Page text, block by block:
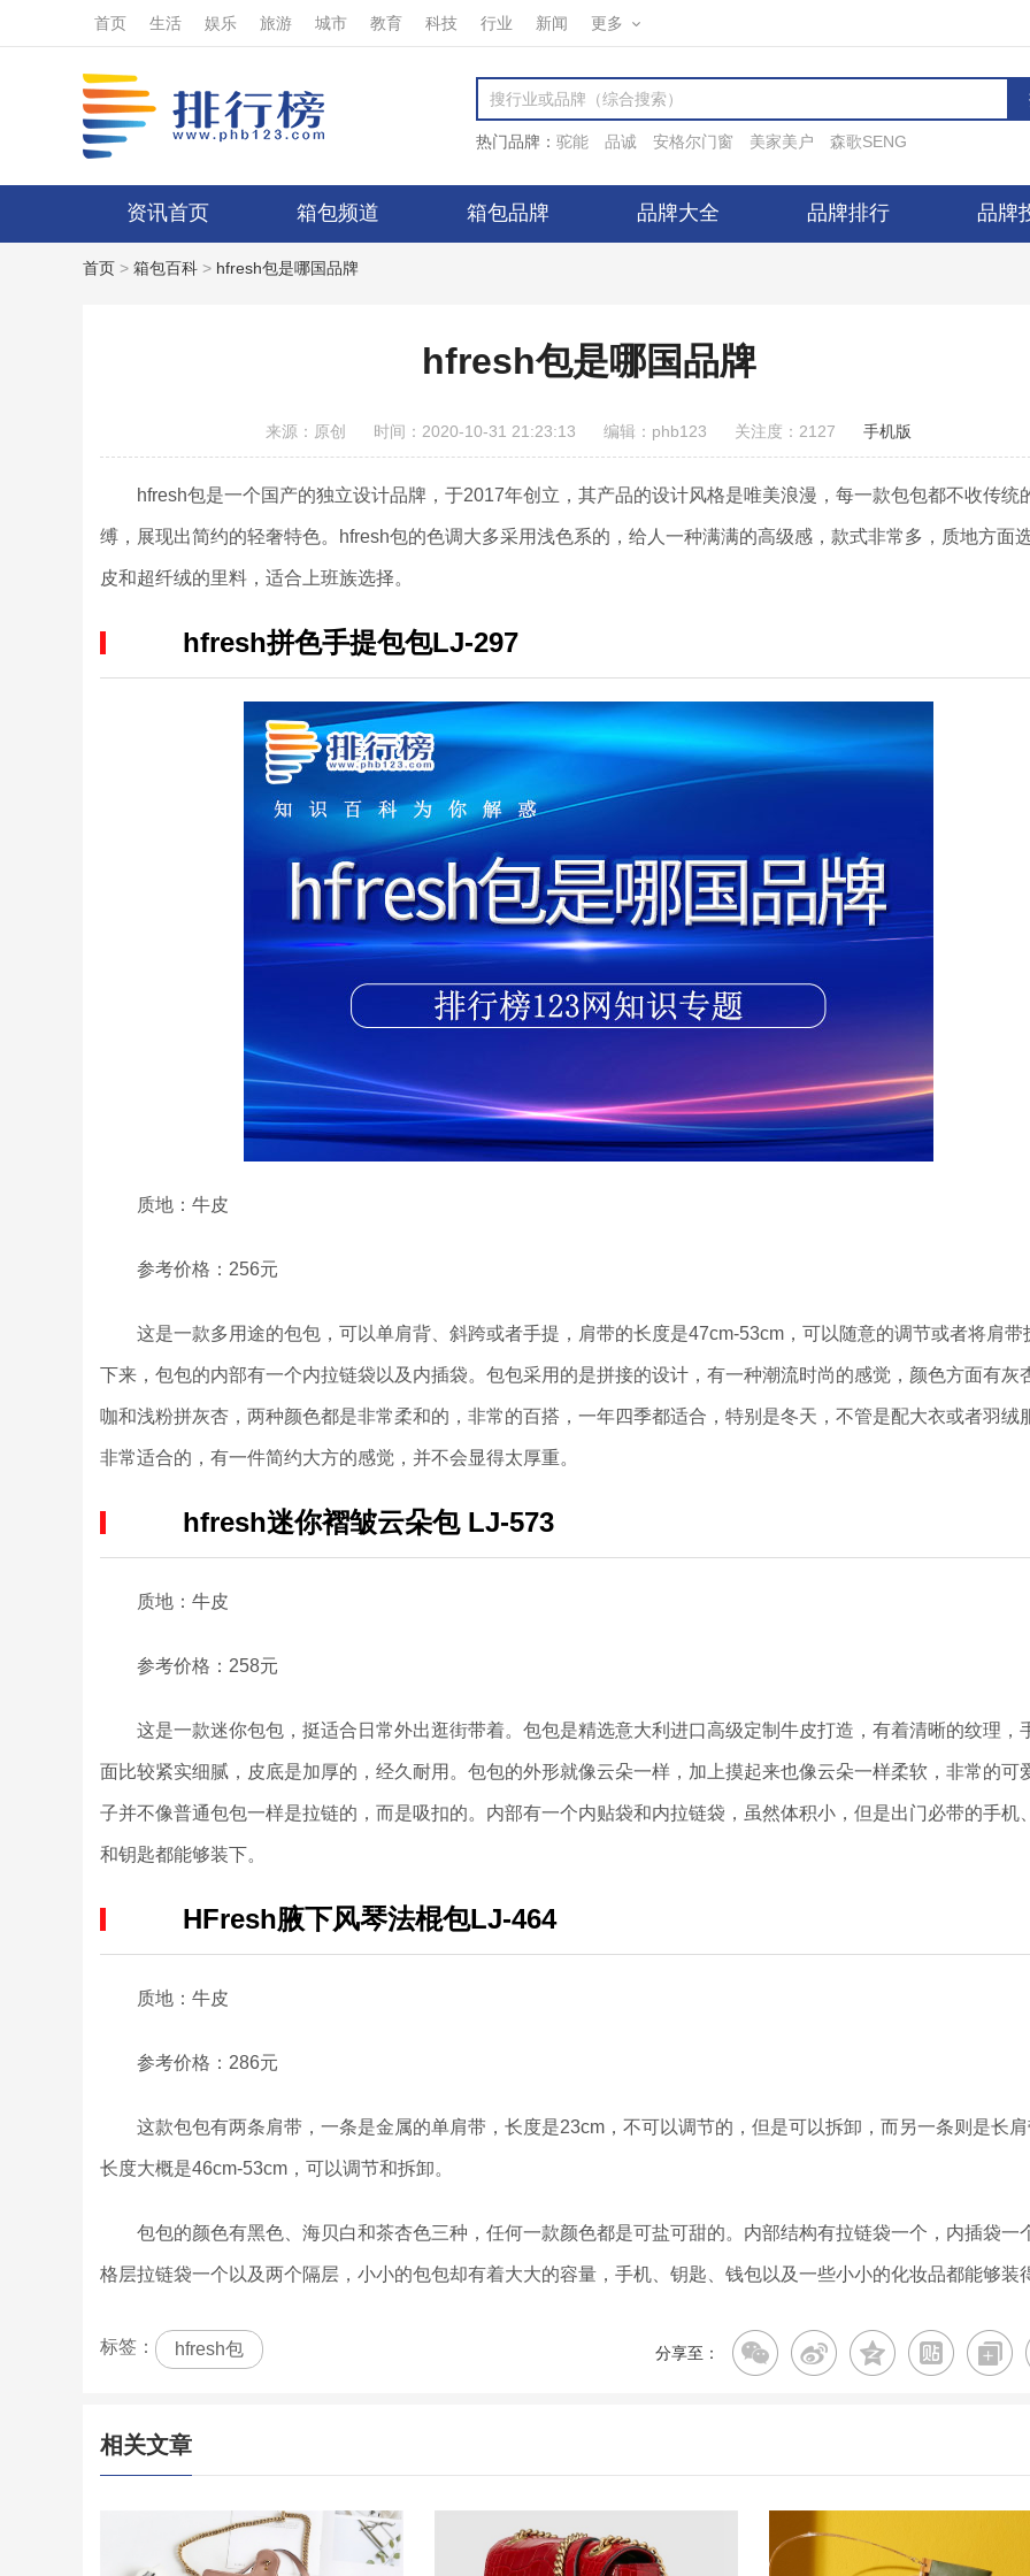
首页 生活 娱乐 旅游 城市 教育 科技 行业 新闻 更多
热门品牌： 驼能 品诚 安格尔门窗 美家美户 森歌SENG
资讯首页 箱包频道 箱包品牌 品牌大全 品牌排行 品牌
首页 > 箱包百科 > hfresh包是哪国品牌
hfresh包是哪国品牌
来源：原创 时间：2020-10-31 21:23:13 编辑：phb123 关注度：2127 手机版
hfresh包是一个国产的独立设计品牌，于2017年创立，其产品的设计风格是唯美浪漫，每一款包包都不收传统
缚，展现出简约的轻奢特色。hfresh包的色调大多采用浅色系的，给人一种满满的高级感，款式非常多，质地方面
皮和超纤绒的里料，适合上班族选择。
hfresh拼色手提包包LJ-297
质地：牛皮
参考价格：256元
这是一款多用途的包包，可以单肩背、斜跨或者手提，肩带的长度是47cm-53cm，可以随意的调节或者将肩带
下来，包包的内部有一个内拉链袋以及内插袋。包包采用的是拼接的设计，有一种潮流时尚的感觉，颜色方面有灰
咖和浅粉拼灰杏，两种颜色都是非常柔和的，非常的百搭，一年四季都适合，特别是冬天，不管是配大衣或者羽绒
非常适合的，有一件简约大方的感觉，并不会显得太厚重。
hfresh迷你褶皱云朵包 LJ-573
质地：牛皮
参考价格：258元
这是一款迷你包包，挺适合日常外出逛街带着。包包是精选意大利进口高级定制牛皮打造，有着清晰的纹理，
面比较紧实细腻，皮底是加厚的，经久耐用。包包的外形就像云朵一样，加上摸起来也像云朵一样柔软，非常的可
子并不像普通包包一样是拉链的，而是吸扣的。内部有一个内贴袋和内拉链袋，虽然体积小，但是出门必带的手机
和钥匙都能够装下。
HFresh腋下风琴法棍包LJ-464
质地：牛皮
参考价格：286元
这款包包有两条肩带，一条是金属的单肩带，长度是23cm，不可以调节的，但是可以拆卸，而另一条则是长肩
长度大概是46cm-53cm，可以调节和拆卸。
包包的颜色有黑色、海贝白和茶杏色三种，任何一款颜色都是可盐可甜的。内部结构有拉链袋一个，内插袋一
格层拉链袋一个以及两个隔层，小小的包包却有着大大的容量，手机、钥匙、钱包以及一些小小的化妆品都能够装
标签： hfresh包 分享至：
相关文章